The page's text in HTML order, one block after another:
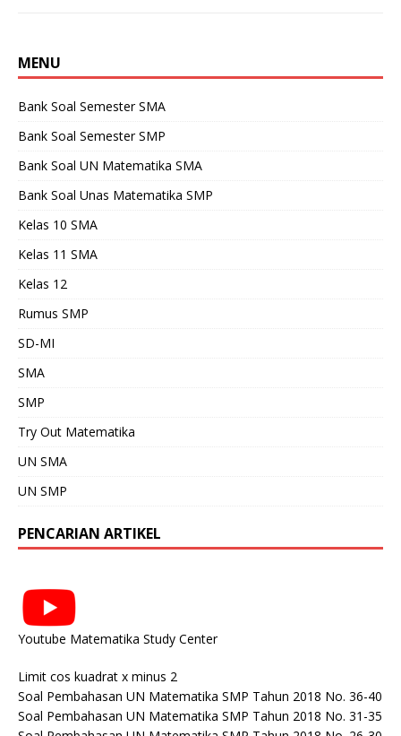
MENU
Bank Soal Semester SMA
Bank Soal Semester SMP
Bank Soal UN Matematika SMA
Bank Soal Unas Matematika SMP
Kelas 10 SMA
Kelas 11 SMA
Kelas 12
Rumus SMP
SD-MI
SMA
SMP
Try Out Matematika
UN SMA
UN SMP
PENCARIAN ARTIKEL
Youtube Matematika Study Center
Limit cos kuadrat x minus 2
Soal Pembahasan UN Matematika SMP Tahun 2018 No. 36-40
Soal Pembahasan UN Matematika SMP Tahun 2018 No. 31-35